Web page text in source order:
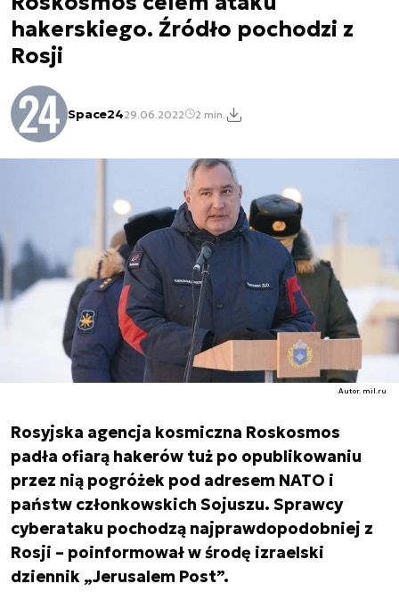
hakerskiego. Źródło pochodzi z
Rosji
Space2429.06.2022 2 min.
Autor. mil.ru
Rosyjska agencja kosmiczna Roskosmos
padła ofiarą hakerów tuż po opublikowaniu
przez nią pogróżek pod adresem NATO i
państw członkowskich Sojuszu. Sprawcy
cyberataku pochodzą najprawdopodobniej z
Rosji – poinformował w środę izraelski
dziennik „Jerusalem Post”.